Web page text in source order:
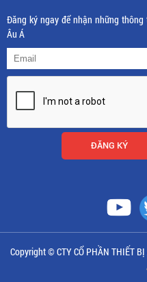
Đăng ký ngay để nhận những
Âu Á
Copyright © CTY CỔ PHẦN THIẾT BỊ